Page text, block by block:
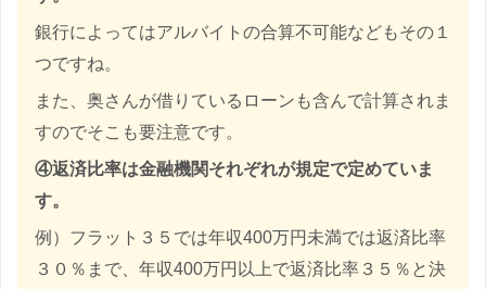
銀行によってはアルバイトの合算不可能などもその１
つですね。
また、奥さんが借りているローンも含んで計算されま
すのでそこも要注意です。
④返済比率は金融機関それぞれが規定で定めていま
す。
例）フラット３５では年収400万円未満では返済比率
３０％まで、年収400万円以上で返済比率３５％と決